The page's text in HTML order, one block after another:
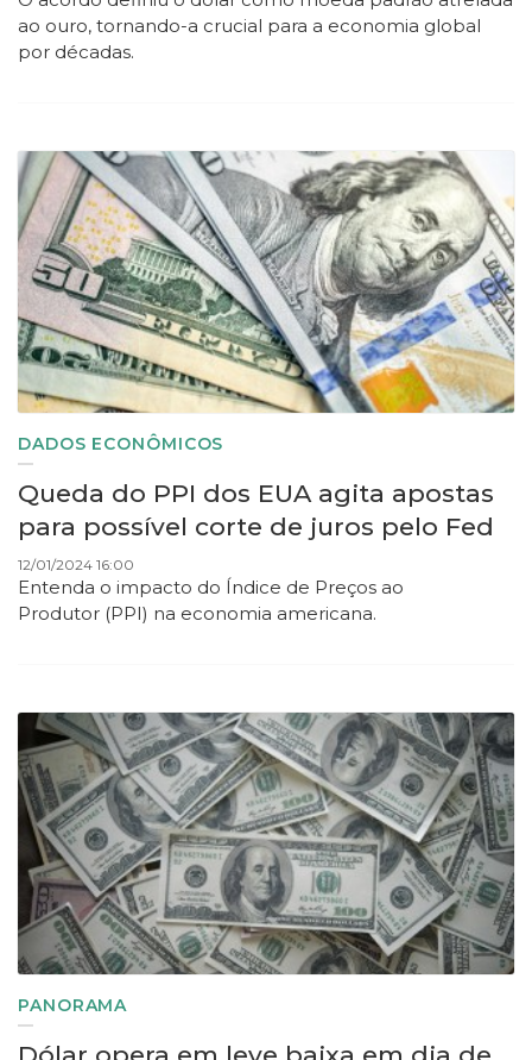
ao ouro, tornando-a crucial para a economia global
por décadas.
DADOS ECONÔMICOS
Queda do PPI dos EUA agita apostas
para possível corte de juros pelo Fed
12/01/2024 16:00
Entenda o impacto do Índice de Preços ao
Produtor (PPI) na economia americana.
PANORAMA